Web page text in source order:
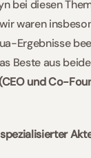
bei diesen
waren
Ergebnisse
und Co-